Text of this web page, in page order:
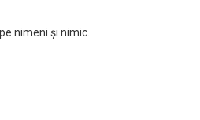
nimeni și nimic.